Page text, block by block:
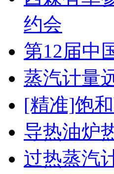
约会
第12届中
蒸汽计量
[精准]饱
导热油炉
过热蒸汽